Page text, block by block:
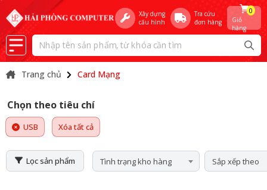
Xây dựng
cấu hình
Tra cứu
đơn hàng
Giỏ
hàng
0
Trang chủ Card Mạng
Chọn theo tiêu chí
USB Xóa tất cả
Lọc sản phẩm Tình trạng kho hàng Sắp xếp theo